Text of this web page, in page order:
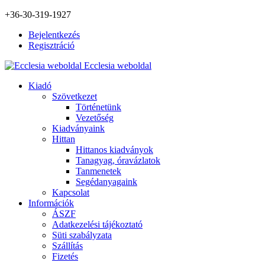
+36-30-319-1927
Bejelentkezés
Regisztráció
Ecclesia weboldal
Kiadó
Szövetkezet
Történetünk
Vezetőség
Kiadványaink
Hittan
Hittanos kiadványok
Tanagyag, óravázlatok
Tanmenetek
Segédanyagaink
Kapcsolat
Információk
ÁSZF
Adatkezelési tájékoztató
Süti szabályzata
Szállítás
Fizetés